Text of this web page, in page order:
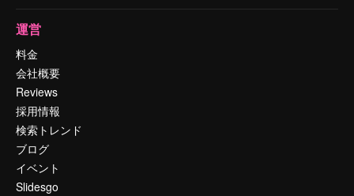
運営
料金
会社概要
Reviews
採用情報
検索トレンド
ブログ
イベント
Slidesgo